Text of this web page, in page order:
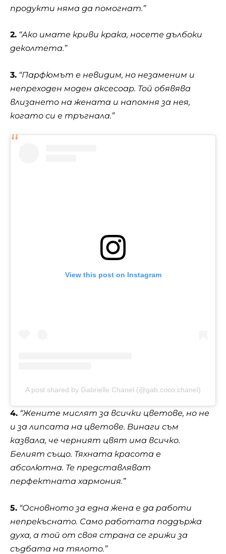
продукти няма да помогнат.”
2. “Ако имате криви крака, носете дълбоки
деколтета.”
3. “Парфюмът е невидим, но незаменим и
непреходен моден аксесоар. Той обявява
влизането на жената и напомня за нея,
когато си е тръгнала.”
View this post on Instagram
A post shared by Gabrielle Chanel (@gab.coco.chanel)
4. “Жените мислят за всички цветове, но не
и за липсата на цветове. Винаги съм
казвала, че черният цвят има всичко.
Белият също. Тяхната красота е
абсолютна. Те представляват
перфектната хармония.”
5. “Основното за една жена е да работи
непрекъснато. Само работата поддържа
духа, а той от своя страна се грижи за
съдбата на тялото.”